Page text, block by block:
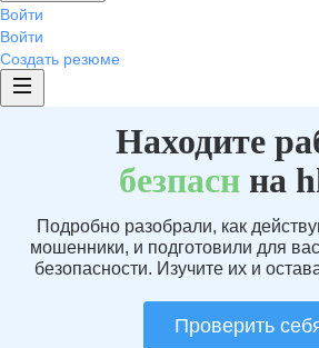
Войти
Войти
Создать резюме
Находите
безпаснна
Подробно разобрали, как
мошенники, и подготовили для
безопасности. Изучите их и
Проверить